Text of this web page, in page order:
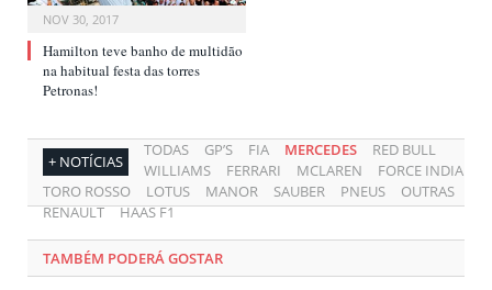
NOV 30, 2017
Hamilton teve banho de multidão
na habitual festa das torres
Petronas!
+ NOTÍCIAS
TODAS GP’S FIA MERCEDES
RED BULL
WILLIAMS
FERRARI MCLAREN
FORCE INDIA
TORO ROSSO
LOTUS MANOR SAUBER PNEUS
OUTRAS
RENAULT
HAAS F1
TAMBÉM PODERÁ GOSTAR